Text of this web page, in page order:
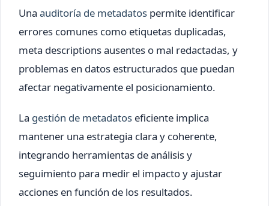
Una auditoría de metadatos permite identificar
errores comunes como etiquetas duplicadas,
meta descriptions ausentes o mal redactadas, y
problemas en datos estructurados que puedan
afectar negativamente el posicionamiento.
La gestión de metadatos eficiente implica
mantener una estrategia clara y coherente,
integrando herramientas de análisis y
seguimiento para medir el impacto y ajustar
acciones en función de los resultados.